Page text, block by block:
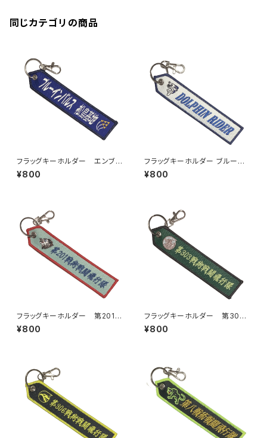
同じカテゴリの商品
フラッグキーホルダー エンブレ
ム 松島基地
¥800
フラッグキーホルダー ブルーイ
ンパルス ドルフィンライダー
¥800
フラッグキーホルダー 第201戦
術戦闘飛行隊
¥800
フラッグキーホルダー 第303
戦術戦闘飛行隊
¥800